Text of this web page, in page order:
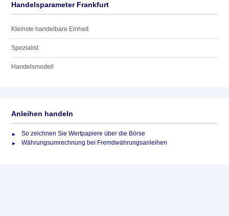
Handelsparameter Frankfurt
Kleinste handelbare Einheit
Spezialist
Handelsmodell
Anleihen handeln
So zeichnen Sie Wertpapiere über die Börse
Währungsumrechnung bei Fremdwährungsanleihen